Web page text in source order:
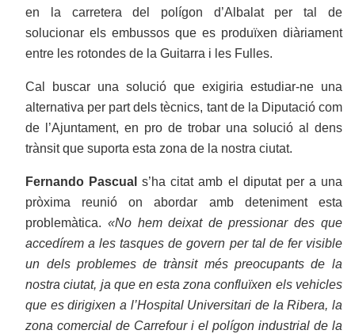
en la carretera del polígon d’Albalat per tal de
solucionar els embussos que es produïxen diàriament
entre les rotondes de la Guitarra i les Fulles.
Cal buscar una solució que exigiria estudiar-ne una
alternativa per part dels tècnics, tant de la Diputació com
de l’Ajuntament, en pro de trobar una solució al dens
trànsit que suporta esta zona de la nostra ciutat.
Fernando Pascual s’ha citat amb el diputat per a una
pròxima reunió on abordar amb deteniment esta
problemàtica. «No hem deixat de pressionar des que
accedírem a les tasques de govern per tal de fer visible
un dels problemes de trànsit més preocupants de la
nostra ciutat, ja que en esta zona confluïxen els vehicles
que es dirigixen a l’Hospital Universitari de la Ribera, la
zona comercial de Carrefour i el polígon industrial de la